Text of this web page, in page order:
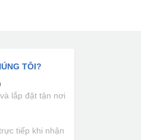
TÔI?
lắp đặt tận nơi
tiếp khi nhận